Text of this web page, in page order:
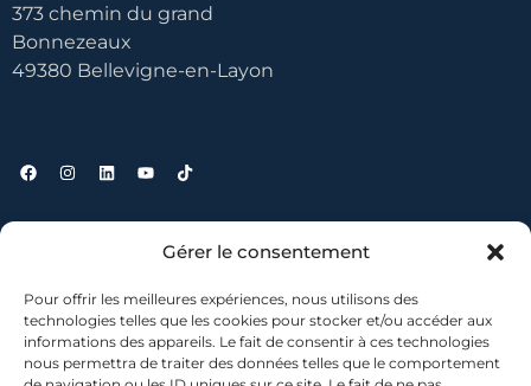
Gérer le consentement
Pour offrir les meilleures expériences, nous utilisons des
technologies telles que les cookies pour stocker et/ou accéder aux
informations des appareils. Le fait de consentir à ces technologies
nous permettra de traiter des données telles que le comportement
373 chemin du grand
Bonnezeaux
49380 Bellevigne-en-Layon
Contact
Où nous trouver ?
Mentions légales